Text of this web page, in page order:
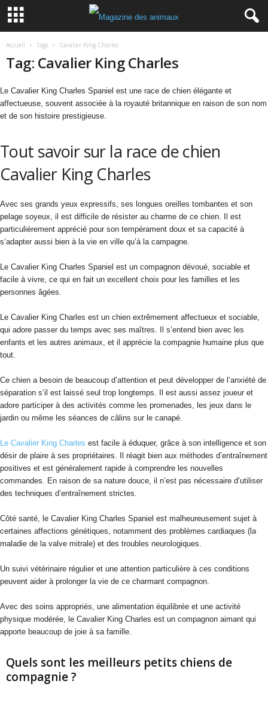
Accueil Tags Cavalier King Charles
Tag: Cavalier King Charles
Le Cavalier King Charles Spaniel est une race de chien élégante et
affectueuse, souvent associée à la royauté britannique en raison de son nom
et de son histoire prestigieuse.
Tout savoir sur la race de chien
Cavalier King Charles
Avec ses grands yeux expressifs, ses longues oreilles tombantes et son
pelage soyeux, il est difficile de résister au charme de ce chien. Il est
particulièrement apprécié pour son tempérament doux et sa capacité à
s’adapter aussi bien à la vie en ville qu’à la campagne.
Le Cavalier King Charles Spaniel est un compagnon dévoué, sociable et
facile à vivre, ce qui en fait un excellent choix pour les familles et les
personnes âgées.
Le Cavalier King Charles est un chien extrêmement affectueux et sociable,
qui adore passer du temps avec ses maîtres. Il s’entend bien avec les
enfants et les autres animaux, et il apprécie la compagnie humaine plus que
tout.
Ce chien a besoin de beaucoup d’attention et peut développer de l’anxiété de
séparation s’il est laissé seul trop longtemps. Il est aussi assez joueur et
adore participer à des activités comme les promenades, les jeux dans le
jardin ou même les séances de câlins sur le canapé.
Le Cavalier King Charles est facile à éduquer, grâce à son intelligence et son
désir de plaire à ses propriétaires. Il réagit bien aux méthodes d’entraînement
positives et est généralement rapide à comprendre les nouvelles
commandes. En raison de sa nature douce, il n’est pas nécessaire d’utiliser
des techniques d’entraînement strictes.
Côté santé, le Cavalier King Charles Spaniel est malheureusement sujet à
certaines affections génétiques, notamment des problèmes cardiaques (la
maladie de la valve mitrale) et des troubles neurologiques.
Un suivi vétérinaire régulier et une attention particulière à ces conditions
peuvent aider à prolonger la vie de ce charmant compagnon.
Avec des soins appropriés, une alimentation équilibrée et une activité
physique modérée, le Cavalier King Charles est un compagnon aimant qui
apporte beaucoup de joie à sa famille.
Quels sont les meilleurs petits chiens de
compagnie ?